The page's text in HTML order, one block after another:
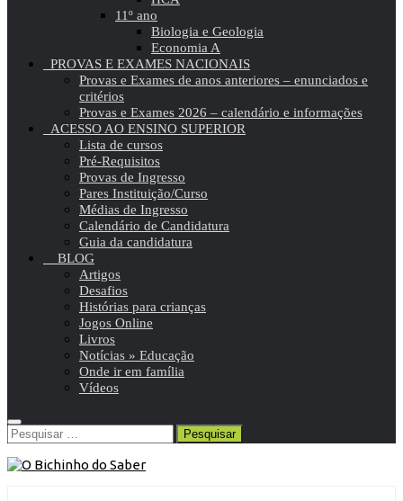
11º ano
Biologia e Geologia
Economia A
PROVAS E EXAMES NACIONAIS
Provas e Exames de anos anteriores – enunciados e
critérios
Provas e Exames 2026 – calendário e informações
ACESSO AO ENSINO SUPERIOR
Lista de cursos
Pré-Requisitos
Provas de Ingresso
Pares Instituição/Curso
Médias de Ingresso
Calendário de Candidatura
Guia da candidatura
BLOG
Artigos
Desafios
Histórias para crianças
Jogos Online
Livros
Notícias » Educação
Onde ir em família
Vídeos
Pesquisar
por: